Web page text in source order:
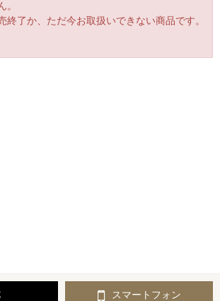
。
終了か、ただ今お取扱いできない商品です。
スマートフォン